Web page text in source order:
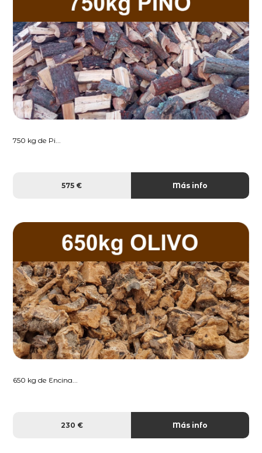
750 kg de Pi...
575 € Más info
650 kg de Encina...
230 € Más info